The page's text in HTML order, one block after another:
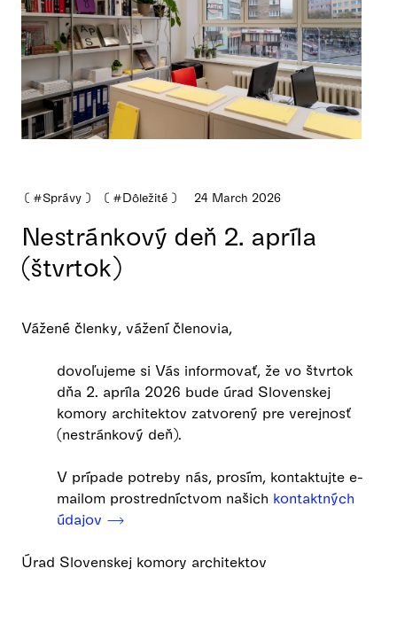
❪ #Správy ❫ ❪ #Dôležité ❫ 24 March 2026
Nestránkový deň 2. apríla
(štvrtok)
Vážené členky, vážení členovia,
dovoľujeme si Vás informovať, že vo štvrtok
dňa 2. apríla 2026 bude úrad Slovenskej
komory architektov zatvorený pre verejnosť
(nestránkový deň).
V prípade potreby nás, prosím, kontaktujte e-
mailom prostredníctvom našich kontaktných
údajov ⟶
Úrad Slovenskej komory architektov